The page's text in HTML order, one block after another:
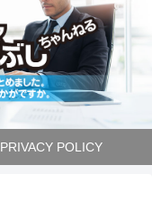
PRIVACY POLICY